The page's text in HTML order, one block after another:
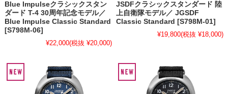
Blue Impulseクラシックスタン
ダード T-4 30周年記念モデル／
Blue Impulse Classic Standard
[S798M-06]
¥22,000(税抜 ¥20,000)
JSDFクラシックスタンダード 陸
上自衛隊モデル／ JGSDF
Classic Standard [S798M-01]
¥19,800(税抜 ¥18,000)